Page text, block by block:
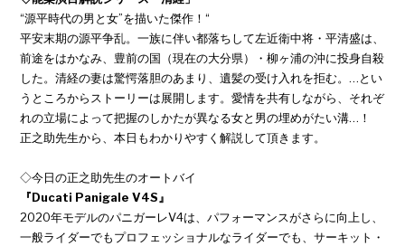
“源平時代の男と女”を描いた傑作！“
平安末期の源平争乱。一族に伴い都落ちして左近衛中将・平清盛は、
前途をはかなみ、豊前の国（現在の大分県）・柳ヶ浦の沖に投身自殺
した。清経の妻は驚愕落胆のあまり、遺髪の受け入れを拒む。…とい
うところからストーリーは展開します。愛情を共有しながら、それぞ
れの立場によって把握のしかたが異なる女と男の埋めがたい溝…！
正之助先生から、本日もわかりやすく解説して頂きます。
◇今日の正之助先生のオートバイ
『Ducati Panigale V4S』
2020年モデルのパニガーレV4は、パフォーマンスがさらに向上し、
一般ライダーでもプロフェッショナルなライダーでも、サーキット・